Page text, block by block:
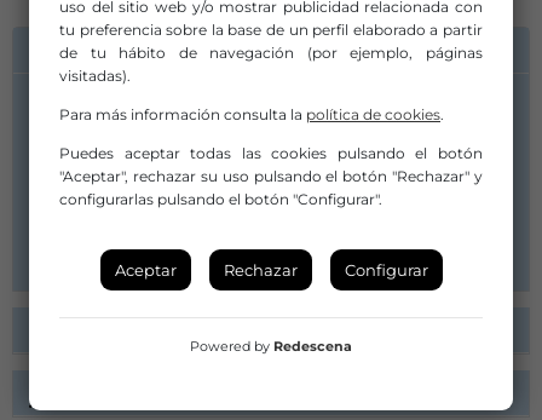
INFORMACIÓN DE CONTACTO
Compañía/Artista:
cia.kikolopez@gmail.com
627540356
uso del sitio web y/o mostrar publicidad relacionada con
tu preferencia sobre la base de un perfil elaborado a partir
de tu hábito de navegación (por ejemplo, páginas
visitadas).
Para más información consulta la política de cookies.
Puedes aceptar todas las cookies pulsando el botón
"Aceptar", rechazar su uso pulsando el botón "Rechazar" y
configurarlas pulsando el botón "Configurar".
Aceptar Rechazar Configurar
Powered by Redescena